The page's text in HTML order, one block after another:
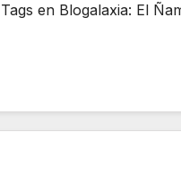
Tags en Blogalaxia: El